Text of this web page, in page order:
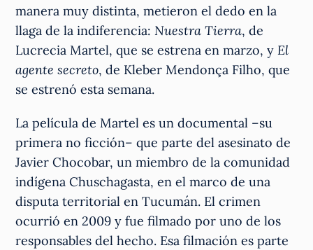
manera muy distinta, metieron el dedo en la
llaga de la indiferencia:Nuestra Tierra, de
Lucrecia Martel, que se estrena en marzo, yEl
agente secreto, de Kleber Mendonça Filho, que
se estrenó esta semana.
La película de Martel es un documental –su
primera no ficción– que parte del asesinato de
Javier Chocobar, un miembro de la comunidad
indígena Chuschagasta, en el marco de una
disputa territorial en Tucumán. El crimen
ocurrió en 2009 y fue filmado por uno de los
responsables del hecho. Esa filmación es parte